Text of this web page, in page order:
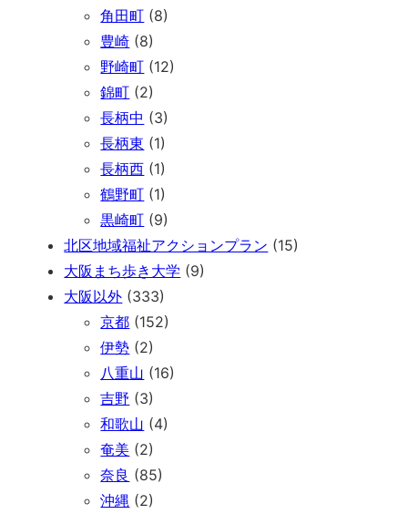
角田町 (8)
豊崎 (8)
野崎町 (12)
錦町 (2)
長柄中 (3)
長柄東 (1)
長柄西 (1)
鶴野町 (1)
黒崎町 (9)
北区地域福祉アクションプラン (15)
大阪まち歩き大学 (9)
大阪以外 (333)
京都 (152)
伊勢 (2)
八重山 (16)
吉野 (3)
和歌山 (4)
奄美 (2)
奈良 (85)
沖縄 (2)